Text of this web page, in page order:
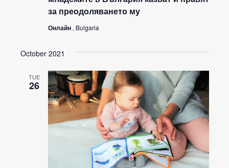
за преодоляването му
Онлайн , Bulgaria
October 2021
TUE
26